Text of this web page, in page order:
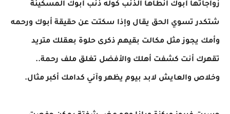
زواجاتها أبوك أنطاها الذنب كوله ذنب أبوك المسكينة
شتكدر تسوي الحق يقال وإذا سكتت عن حقيقة أبوك ورحمه
وأمك يجوز مثل مكالت بقيهم ذكرى حلوة بعقلك متريد
تقهرك أنت كشفت أهلك والأفضل تغلق ملف رحمة..
وخلاص والعايش لابد بيوم يظهر وآني كدامك أكبر مثال.